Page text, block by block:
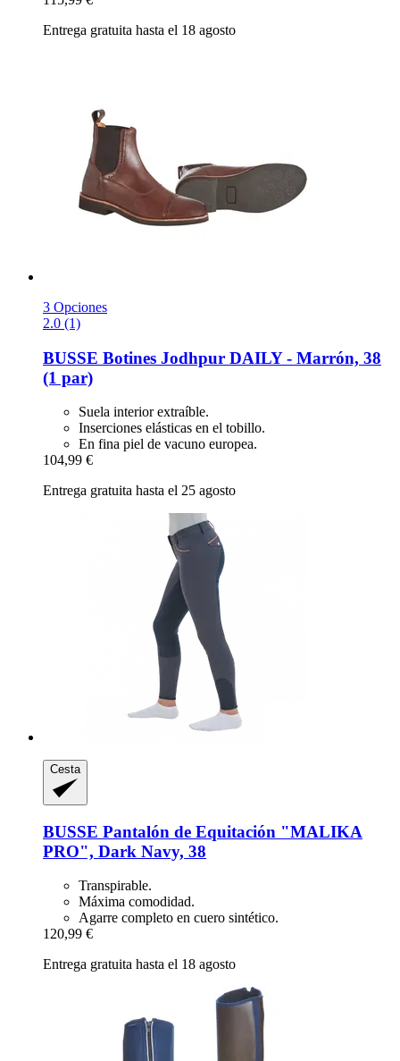
Entrega gratuita hasta el 18 agosto
3 Opciones
2.0 (1)
BUSSE Botines Jodhpur DAILY -​ Marrón, 38
(1 par)
Suela interior extraíble.
Inserciones elásticas en el tobillo.
En fina piel de vacuno europea.
104,99 €
Entrega gratuita hasta el 25 agosto
Cesta
BUSSE Pantalón de Equitación "MALIKA
PRO", Dark Navy, 38
Transpirable.
Máxima comodidad.
Agarre completo en cuero sintético.
120,99 €
Entrega gratuita hasta el 18 agosto